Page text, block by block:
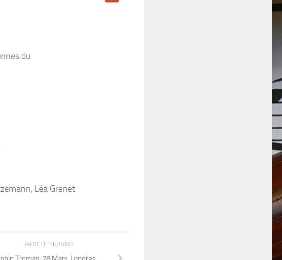
du
Léa Grenet
ARTICLE SUIVANT